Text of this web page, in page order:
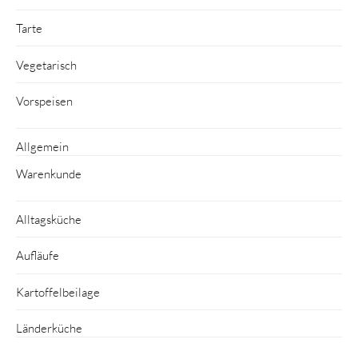
Tarte
Vegetarisch
Vorspeisen
Allgemein
Warenkunde
Alltagsküche
Aufläufe
Kartoffelbeilage
Länderküche